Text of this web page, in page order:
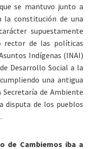
se mantuvo junto a
la constitución de una
supuestamente
rector de las políticas
Indígenas (INAI)
Desarrollo Social a la
una antigua
de Ambiente
disputa de los pueblos
de Cambiemos iba a